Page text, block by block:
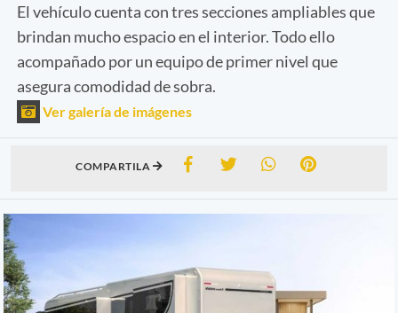
El vehículo cuenta con tres secciones ampliables que
brindan mucho espacio en el interior. Todo ello
acompañado por un equipo de primer nivel que
asegura comodidad de sobra.
Ver galería de imágenes
COMPARTILA